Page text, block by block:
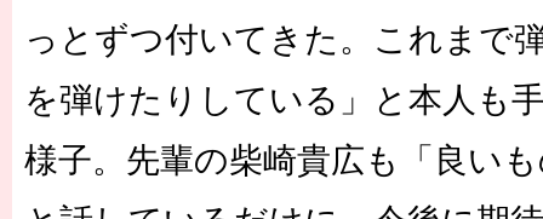
っとずつ付いてきた。これまで
を弾けたりしている」と本人も
様子。先輩の柴崎貴広も「良い